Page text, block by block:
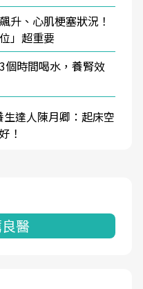
升、心肌梗塞狀況！
」超重要
個時間喝水，養腎效
達人陳月卿：起床空
！
醫